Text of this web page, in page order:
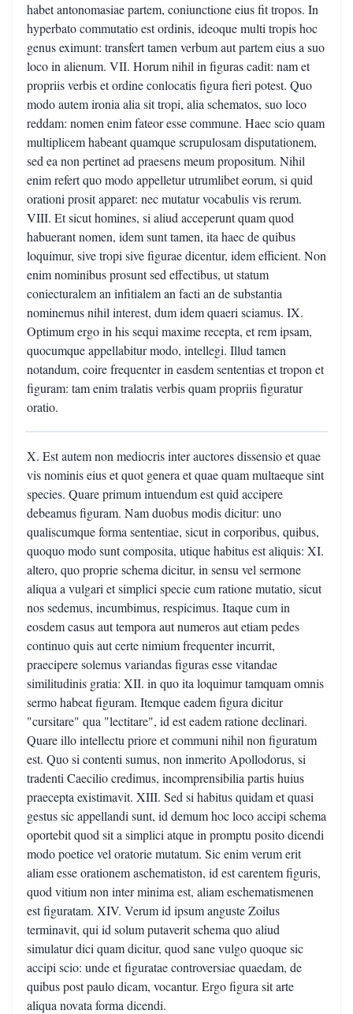
habet antonomasiae partem, coniunctione eius fit tropos. In
hyperbato commutatio est ordinis, ideoque multi tropis hoc
genus eximunt: transfert tamen verbum aut partem eius a suo
loco in alienum. VII. Horum nihil in figuras cadit: nam et
propriis verbis et ordine conlocatis figura fieri potest. Quo
modo autem ironia alia sit tropi, alia schematos, suo loco
reddam: nomen enim fateor esse commune. Haec scio quam
multiplicem habeant quamque scrupulosam disputationem,
sed ea non pertinet ad praesens meum propositum. Nihil
enim refert quo modo appelletur utrumlibet eorum, si quid
orationi prosit apparet: nec mutatur vocabulis vis rerum.
VIII. Et sicut homines, si aliud acceperunt quam quod
habuerant nomen, idem sunt tamen, ita haec de quibus
loquimur, sive tropi sive figurae dicentur, idem efficient. Non
enim nominibus prosunt sed effectibus, ut statum
coniecturalem an infitialem an facti an de substantia
nominemus nihil interest, dum idem quaeri sciamus. IX.
Optimum ergo in his sequi maxime recepta, et rem ipsam,
quocumque appellabitur modo, intellegi. Illud tamen
notandum, coire frequenter in easdem sententias et tropon et
figuram: tam enim tralatis verbis quam propriis figuratur
oratio.
X. Est autem non mediocris inter auctores dissensio et quae
vis nominis eius et quot genera et quae quam multaeque sint
species. Quare primum intuendum est quid accipere
debeamus figuram. Nam duobus modis dicitur: uno
qualiscumque forma sententiae, sicut in corporibus, quibus,
quoquo modo sunt composita, utique habitus est aliquis: XI.
altero, quo proprie schema dicitur, in sensu vel sermone
aliqua a vulgari et simplici specie cum ratione mutatio, sicut
nos sedemus, incumbimus, respicimus. Itaque cum in
eosdem casus aut tempora aut numeros aut etiam pedes
continuo quis aut certe nimium frequenter incurrit,
praecipere solemus variandas figuras esse vitandae
similitudinis gratia: XII. in quo ita loquimur tamquam omnis
sermo habeat figuram. Itemque eadem figura dicitur
"cursitare" qua "lectitare", id est eadem ratione declinari.
Quare illo intellectu priore et communi nihil non figuratum
est. Quo si contenti sumus, non inmerito Apollodorus, si
tradenti Caecilio credimus, incomprensibilia partis huius
praecepta existimavit. XIII. Sed si habitus quidam et quasi
gestus sic appellandi sunt, id demum hoc loco accipi schema
oportebit quod sit a simplici atque in promptu posito dicendi
modo poetice vel oratorie mutatum. Sic enim verum erit
aliam esse orationem aschematiston, id est carentem figuris,
quod vitium non inter minima est, aliam eschematismenen
est figuratam. XIV. Verum id ipsum anguste Zoilus
terminavit, qui id solum putaverit schema quo aliud
simulatur dici quam dicitur, quod sane vulgo quoque sic
accipi scio: unde et figuratae controversiae quaedam, de
quibus post paulo dicam, vocantur. Ergo figura sit arte
aliqua novata forma dicendi.